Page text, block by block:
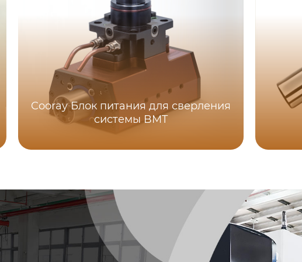
Cooray Блок питания для сверления
системы BMT